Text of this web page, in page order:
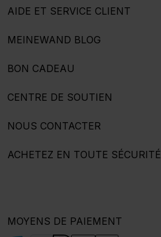
AIDE ET SERVICE CLIENT
MEINEWAND BLOG
BON CADEAU
CENTRE DE SOUTIEN
NOUS CONTACTER
ACHETEZ EN TOUTE SÉCURITÉ
MOYENS DE PAIEMENT